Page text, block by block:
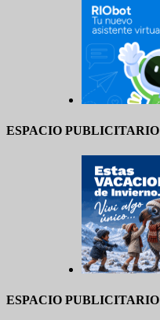
ESPACIO PUBLICITARIO
ESPACIO PUBLICITARIO